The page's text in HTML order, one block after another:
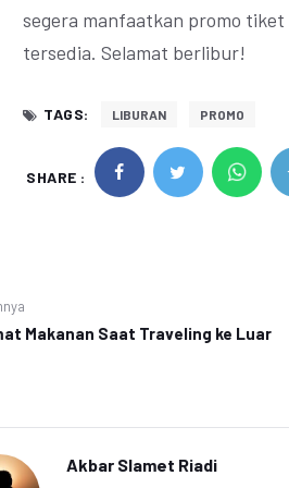
segera manfaatkan promo
tersedia. Selamat berlibur!
TAGS: LIBURAN PROMO
SHARE :
Makanan Saat Traveling ke Luar
Akbar Slamet Riadi